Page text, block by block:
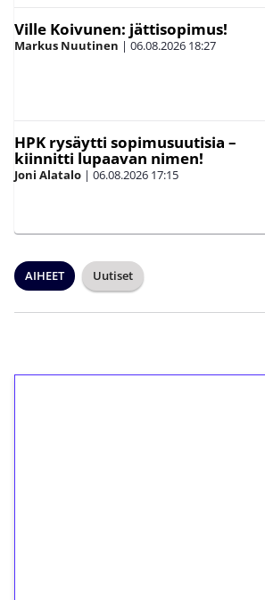
Ville Koivunen: jättisopimus!
Markus Nuutinen | 06.08.2026 18:27
HPK rysäytti sopimusuutisia –
kiinnitti lupaavan nimen!
Joni Alatalo | 06.08.2026 17:15
AIHEET Uutiset